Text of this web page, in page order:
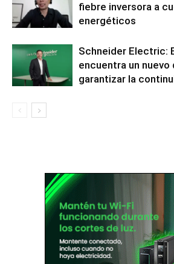
fiebre inversora a
energéticos
Schneider Electric:
encuentra un
garantizar la